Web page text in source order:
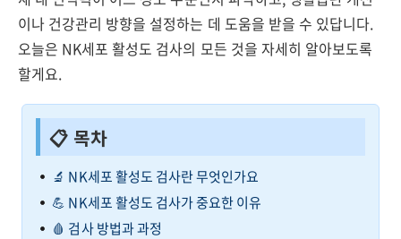
이나 건강관리 방향을 설정하는 데 도움을 받을 수 있답니다.
오늘은 NK세포 활성도 검사의 모든 것을 자세히 알아보도록
할게요.
📋 목차
🔬 NK세포 활성도 검사란 무엇인가요
💪 NK세포 활성도 검사가 중요한 이유
🩸 검사 방법과 과정